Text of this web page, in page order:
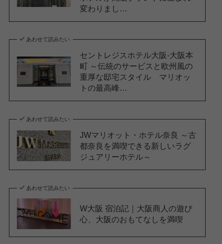
変わりまし…
あわせて読みたい
セントレジスホテル大阪-大阪本
町 ～伝統のサービスと欧州風の
重厚な邸宅スタイル マリオッ
トの最高峰…
あわせて読みたい
JWマリオット・ホテル奈良 ～古
都奈良を満喫できる新しいラグ
ジュアリーホテル～
あわせて読みたい
W大阪 宿泊記｜大阪商人の遊び
心、大阪のおもてなしを満喫